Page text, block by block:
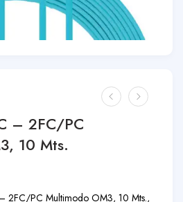
– 2FC/PC
10 Mts.
2FC/PC Multimodo OM3, 10 Mts.,